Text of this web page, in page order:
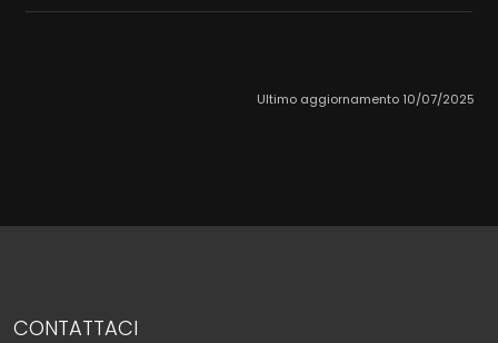
Ultimo aggiornamento 10/07/2025
CONTATTACI